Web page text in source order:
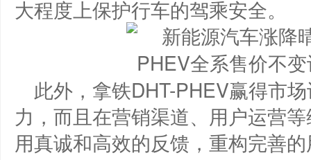
大程度上保护行车的驾乘安全。
此外，拿铁DHT-PHEV赢得市
力，而且在营销渠道、用户运营
用真诚和高效的反馈，重构完善